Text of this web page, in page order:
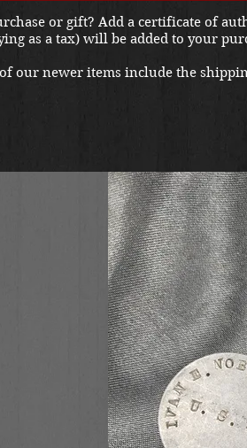
or gift? Add a certificate of
as a tax) will be added to your
our newer items include the